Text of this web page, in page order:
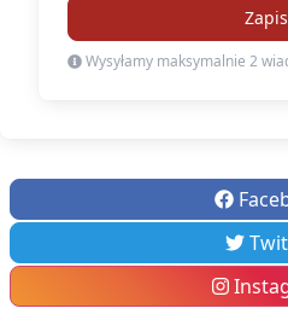
Wysyłamy maksymalnie 2